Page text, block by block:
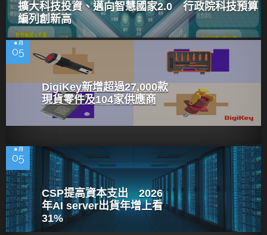
擴大科技投資、邁向智慧國家2.0 行政院科技預算
編列創新高
8 月
05
DigiKey新增超過27,000款
現貨零件及104家供應商
8 月
05
CSP提高資本支出 2026
年AI server出貨年增上看
31%